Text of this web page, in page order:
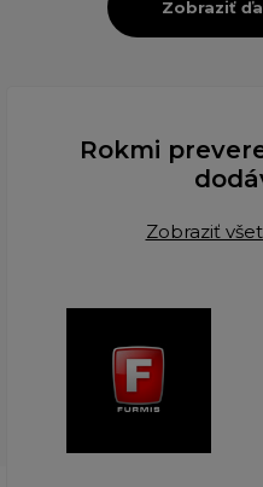
Zobraziť
Rokmi
Zobraziť